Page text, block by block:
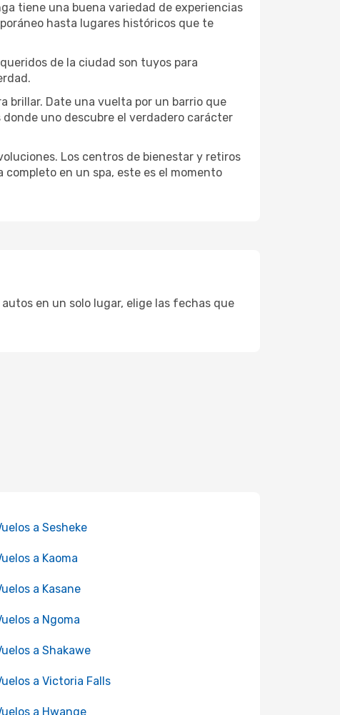
tiene una buena variedad de experiencias
hasta lugares históricos que te
de la ciudad son tuyos para
brillar. Date una vuelta por un barrio que
uno descubre el verdadero carácter
Los centros de bienestar y retiros
completo en un spa, este es el momento
en un solo lugar, elige las fechas que
a Sesheke
a Kaoma
a Kasane
a Ngoma
a Shakawe
a Victoria Falls
a Hwange